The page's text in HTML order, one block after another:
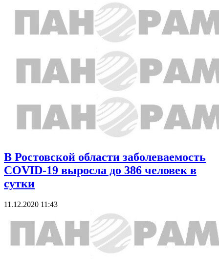
В Ростовской области заболеваемость
COVID-19 выросла до 386 человек в
сутки
11.12.2020 11:43